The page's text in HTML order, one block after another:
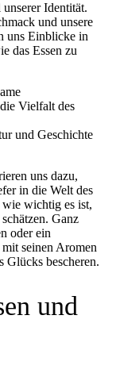
Identität.
und unsere
uns Einblicke in
das Essen zu
Vielfalt des
und Geschichte
uns dazu,
in die Welt des
wie wichtig es ist,
Ganz
oder ein
seinen Aromen
Glücks bescheren.
und